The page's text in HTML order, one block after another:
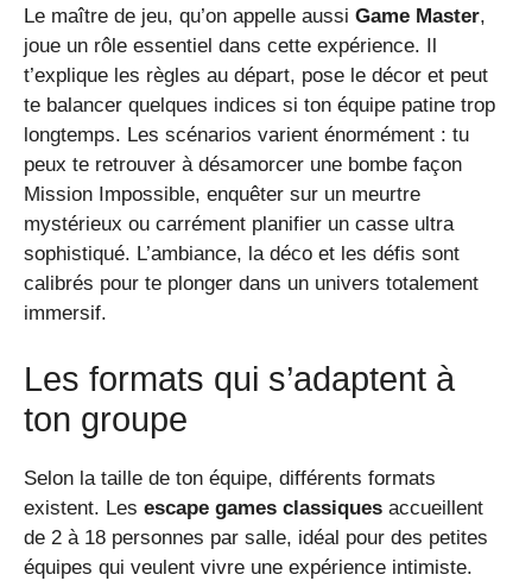
Le maître de jeu, qu’on appelle aussi Game Master,
joue un rôle essentiel dans cette expérience. Il
t’explique les règles au départ, pose le décor et peut
te balancer quelques indices si ton équipe patine trop
longtemps. Les scénarios varient énormément : tu
peux te retrouver à désamorcer une bombe façon
Mission Impossible, enquêter sur un meurtre
mystérieux ou carrément planifier un casse ultra
sophistiqué. L’ambiance, la déco et les défis sont
calibrés pour te plonger dans un univers totalement
immersif.
Les formats qui s’adaptent à
ton groupe
Selon la taille de ton équipe, différents formats
existent. Les escape games classiques accueillent
de 2 à 18 personnes par salle, idéal pour des petites
équipes qui veulent vivre une expérience intimiste.